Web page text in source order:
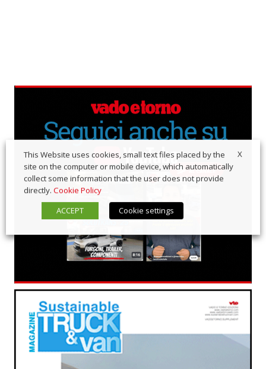
X
This Website uses cookies, small text files placed by the
site on the computer or mobile device, which automatically
collect some information that the user does not provide
directly. Cookie Policy
ACCEPT
Cookie settings